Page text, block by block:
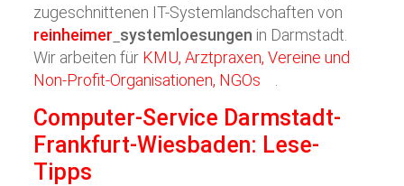
zugeschnittenen IT-Systemlandschaften von
reinheimer systemloesungen in Darmstadt.
Wir arbeiten für KMU, Arztpraxen, Vereine und
Non-Profit-Organisationen, NGOs
Computer-Service Darmstadt-
Frankfurt-Wiesbaden: Lese-
Tipps